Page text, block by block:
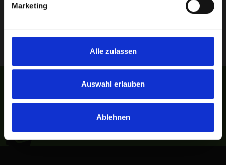
Marketing
Alle zulassen
Auswahl erlauben
Ablehnen
Ihr Gerhard Grabner,
Österreich & Deutschland
Möchten Sie auf dem Laufenden
bleiben? Newsletter: